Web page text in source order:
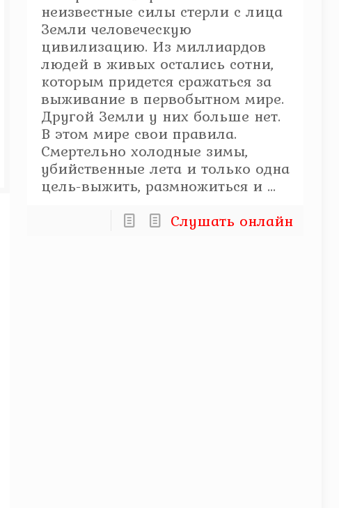
неизвестные силы стерли с лица
Земли человеческую
цивилизацию. Из миллиардов
людей в живых остались сотни,
которым придется сражаться за
выживание в первобытном мире.
Другой Земли у них больше нет.
В этом мире свои правила.
Смертельно холодные зимы,
убийственные лета и только одна
цель-выжить, размножиться и ...
Слушать онлайн